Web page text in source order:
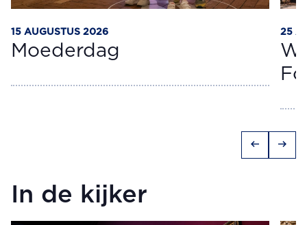
15 AUGUSTUS 2026
Moederdag
25
arrow_left_alt arrow_right_alt
In de kijker